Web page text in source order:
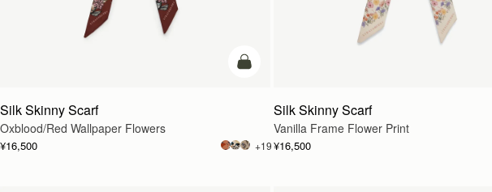
カートに追加
Silk Skinny Scarf
Oxblood/Red Wallpaper Flowers
¥16,500 +19
Silk Skinny Scarf
Vanilla Frame Flower Print
¥16,500